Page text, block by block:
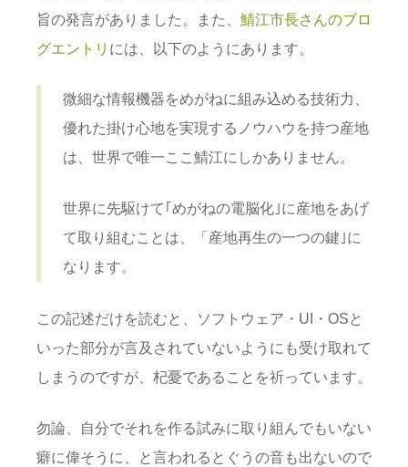
旨の発言がありました。また、 鯖江市長さんのブロ
グエントリ には、以下のようにあります。
微細な情報機器をめがねに組み込める技術力、
優れた掛け心地を実現するノウハウを持つ産地
は、世界で唯一ここ鯖江にしかありません。
世界に先駆けて｢めがねの電脳化｣に産地をあげ
て取り組むことは、「産地再生の一つの鍵｣に
なります。
この記述だけを読むと、ソフトウェア・UI・OSと
いった部分が言及されていないようにも受け取れて
しまうのですが、杞憂であることを祈っています。
勿論、自分でそれを作る試みに取り組んでもいない
癖に偉そうに、と言われるとぐうの音も出ないので